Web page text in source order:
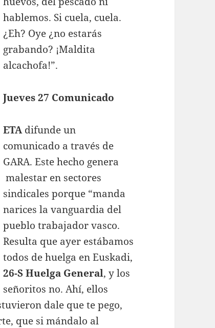
hablemos. Si cuela, cuela.
¿Eh? Oye ¿no estarás
grabando? ¡Maldita
alcachofa!”.
Jueves 27 Comunicado
ETAdifunde un
comunicado a través de
GARA. Este hecho genera
malestar en sectores
sindicales porque “manda
narices la vanguardia del
pueblo trabajador vasco.
Resulta que ayer estábamos
todos de huelga en Euskadi,
26-S Huelga General, y los
señoritos no. Ahí, ellos
dale que te pego,
que si mándalo al